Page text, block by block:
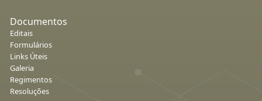
Documentos
Editais
Formulários
Links Úteis
Galeria
Regimentos
Resoluções